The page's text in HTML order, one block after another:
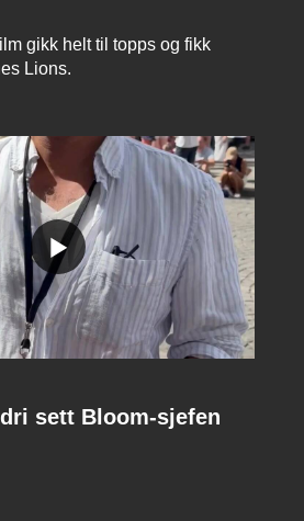
gikk helt til topps og fikk
Lions.
sett Bloom-sjefen